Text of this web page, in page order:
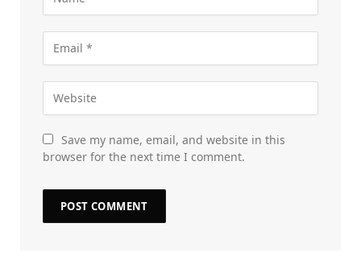
Save my name, email, and website in this
browser for the next time I comment.